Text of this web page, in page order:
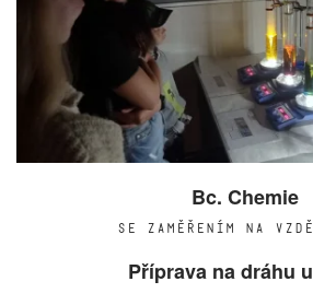
Bc. Chemie
SE ZAMĚŘENÍM NA
Příprava na dráhu